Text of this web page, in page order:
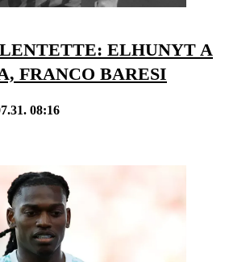
ELHUNYT A
FRANCO BARESI
08:16